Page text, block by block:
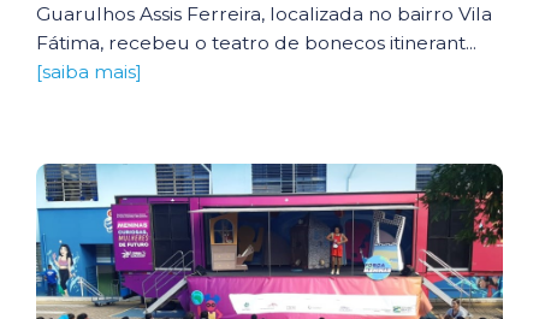
Guarulhos Assis Ferreira, localizada no bairro Vila
Fátima, recebeu o teatro de bonecos itinerant...
[saiba mais]